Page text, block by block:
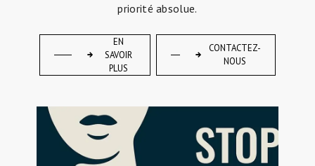
priorité absolue.
EN
SAVOIR
PLUS
CONTACTEZ-
NOUS